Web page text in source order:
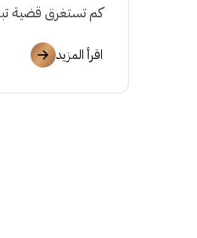
كم تستغرق قضية
اقرأ المزيد